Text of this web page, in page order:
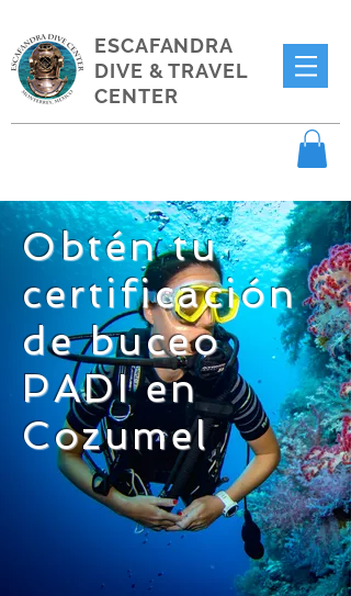
ESCAFANDRA
DIVE & TRAVEL
CENTER
Obtén tu
certificación
de buceo
PADI en
Cozumel